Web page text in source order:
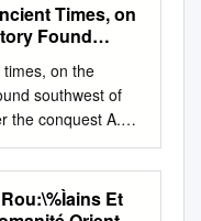
Times, on
Found
on the
southwest of
the conquest A.
was
the governor of
as Μυσιας were
military ground
Et